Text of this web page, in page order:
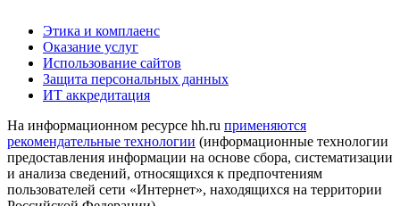
Этика и комплаенс
Оказание услуг
Использование сайтов
Защита персональных данных
ИТ аккредитация
На информационном ресурсе hh.ru применяются
рекомендательные технологии (информационные технологии
предоставления информации на основе сбора, систематизации
и анализа сведений, относящихся к предпочтениям
пользователей сети «Интернет», находящихся на территории